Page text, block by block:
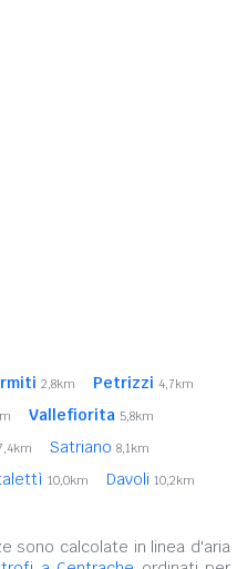
2,8km Petrizzi 4,7km
Vallefiorita 5,8km
Satriano 8,1km
10,0km Davoli 10,2km
sono calcolate in linea d'aria